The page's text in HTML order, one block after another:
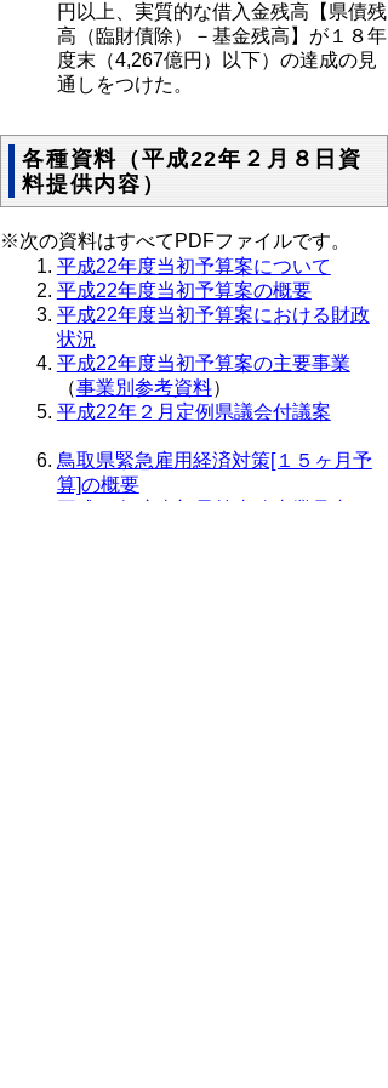
円以上、実質的な借入金残高【県債残
高（臨財債除）－基金残高】が１８年
度末（4,267億円）以下）の達成の見
通しをつけた。
各種資料（平成22年２月８日資
料提供内容）
※次の資料はすべてPDFファイルです。
平成22年度当初予算案について
平成22年度当初予算案の概要
平成22年度当初予算案における財政
状況
平成22年度当初予算案の主要事業
（事業別参考資料）
平成22年２月定例県議会付議案
鳥取県緊急雇用経済対策[１５ヶ月予
算]の概要